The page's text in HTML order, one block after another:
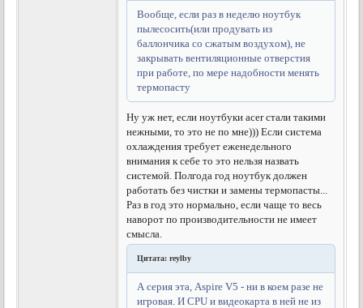
Вообще, если раз в неделю ноутбук
пылесосить(или продувать из
баллончика со сжатым воздухом), не
закрывать вентиляционные отверстия
при работе, по мере надобности менять
термопасту
Ну уж нет, если ноутбуки асеr стали такими
нежными, то это не по мне))) Если система
охлаждения требует еженедельного
внимания к себе то это нельзя назвать
системой. Полгода год ноутбук должен
работать без чистки и замены термопасты...
Раз в год это нормально, если чаще то весь
наворот по производительности не имеет
смысла.
Цитата: reylby
А серия эта, Aspire V5 - ни в коем разе не
игровая. И CPU и видеокарта в ней не из